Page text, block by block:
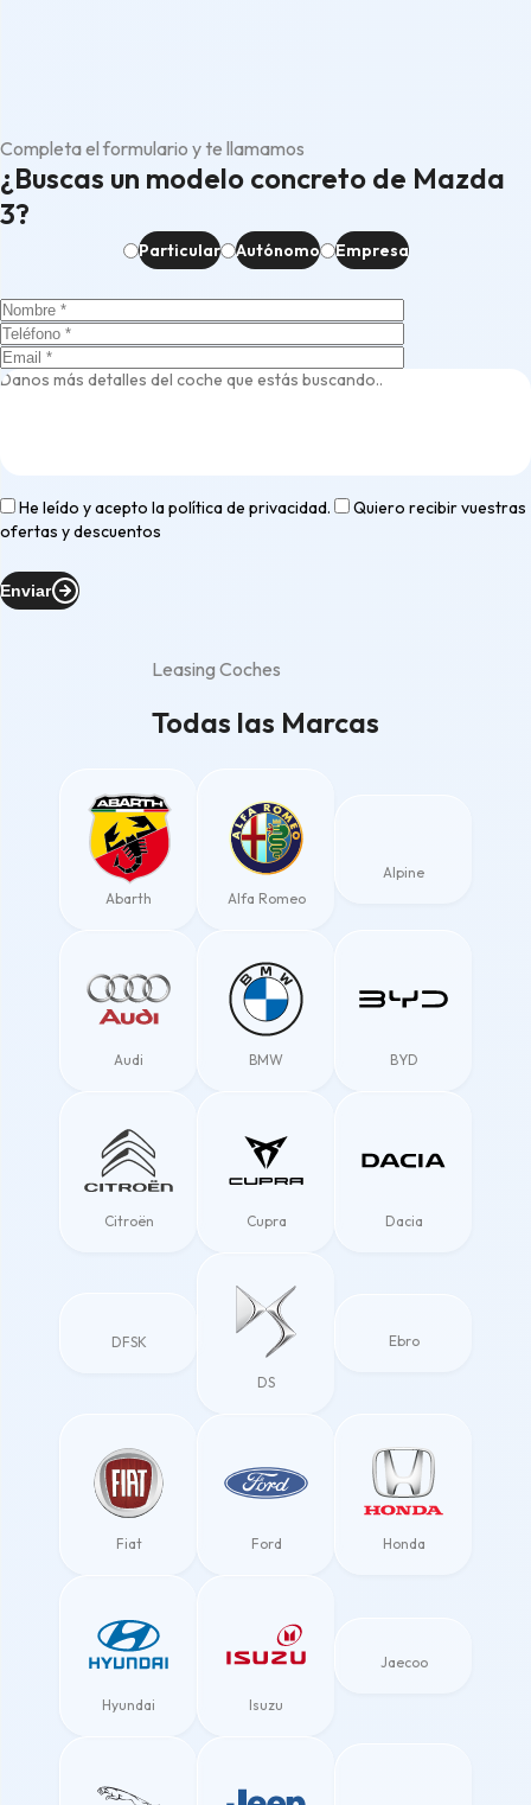
Completa el formulario y te llamamos
¿Buscas un modelo concreto de Mazda
3?
Particular Autónomo Empresa
He leído y acepto lapolítica de privacidad.
Quiero recibir vuestras
ofertas y descuentos
Enviar
Leasing Coches
Todas las Marcas
Abarth Alfa Romeo
Alpine
Audi BMW BYD
Citroën Cupra Dacia
DFSK
DS
Ebro
Fiat Ford Honda
Hyundai Isuzu
Jaecoo